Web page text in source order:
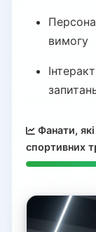
вимогу
Фанати,
спортивних